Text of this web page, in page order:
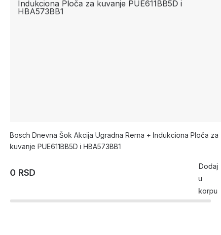
Bosch Dnevna Šok Akcija Ugradna Rerna + Indukciona Ploča za
kuvanje PUE611BB5D i HBA573BB1
0 RSD
Dodaj
u
korpu